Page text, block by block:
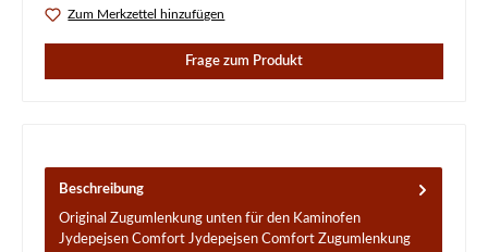
Zum Merkzettel hinzufügen
Frage zum Produkt
Beschreibung
Original Zugumlenkung unten für den Kaminofen
Jydepejsen Comfort Jydepejsen Comfort Zugumlenkung